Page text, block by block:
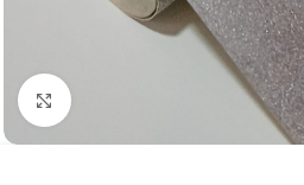
Click to enlarge